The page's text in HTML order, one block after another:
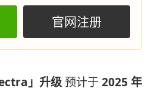
官网注册
」升级预计于 2025 年